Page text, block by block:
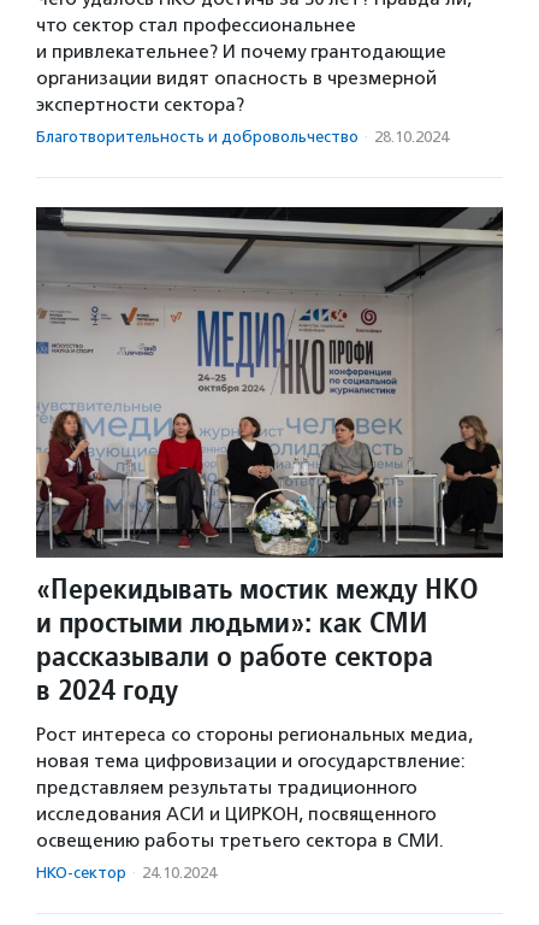
что сектор стал профессиональнее
и привлекательнее? И почему грантодающие
организации видят опасность в чрезмерной
экспертности сектора?
Благотвори­тель­ность и доброволь­чест­во · 28.10.2024
«Перекидывать мостик между НКО
и простыми людьми»: как СМИ
рассказывали о работе сектора
в 2024 году
Рост интереса со стороны региональных медиа,
новая тема цифровизации и огосударствление:
представляем результаты традиционного
исследования АСИ и ЦИРКОН, посвященного
освещению работы третьего сектора в СМИ.
НКО-сектор · 24.10.2024